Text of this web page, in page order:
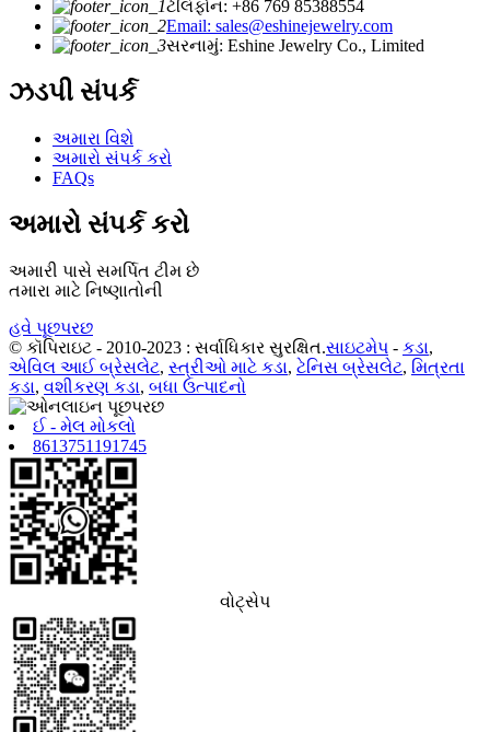
ટેલિફોન: +86 769 85388554
Email: sales@eshinejewelry.com
સરનામું: Eshine Jewelry Co., Limited
ઝડપી સંપર્ક
અમારા વિશે
અમારો સંપર્ક કરો
FAQs
અમારો સંપર્ક કરો
અમારી પાસે સમર્પિત ટીમ છે
તમારા માટે નિષ્ણાતોની
હવે પૂછપરછ
© કૉપિરાઇટ - 2010-2023 : સર્વાધિકાર સુરક્ષિત.સાઇટમેપ - કડા,
એવિલ આઈ બ્રેસલેટ, સ્ત્રીઓ માટે કડા, ટેનિસ બ્રેસલેટ, મિત્રતા
કડા, વશીકરણ કડા, બધા ઉત્પાદનો
ઈ - મેલ મોકલો
8613751191745
વોટ્સેપ